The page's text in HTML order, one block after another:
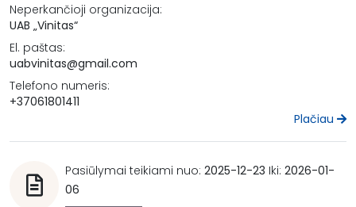
Neperkančioji organizacija:
UAB „Vinitas“
El. paštas:
uabvinitas@gmail.com
Telefono numeris:
+37061801411
Plačiau
Pasiūlymai teikiami nuo:2025-12-23 Iki:2026-01-
06